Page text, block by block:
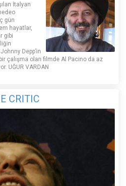
İtalyan
gün
hayatlar,
gibi
Depp’in
çalışma olan filmde Al Pacino da az
UĞUR VARDAN
CRITIC